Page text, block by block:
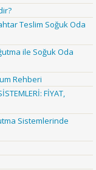
Teslim Soğuk Oda
ile Soğuk Oda
Rehberi
FİYAT,
Sistemlerinde